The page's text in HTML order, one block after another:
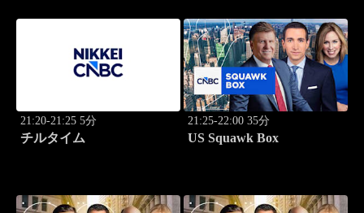
21:20-21:25 5分
チルタイム
21:25-22:00 35分
US Squawk Box